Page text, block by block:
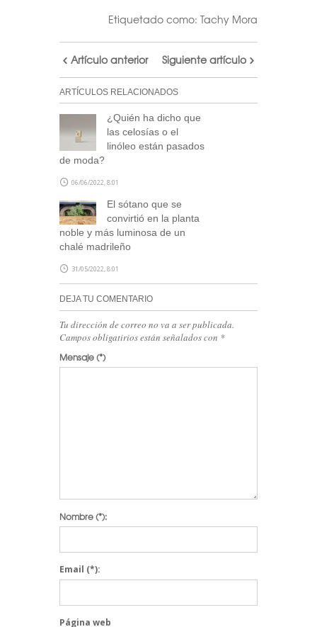
Etiquetado como: Tachy Mora
Artículo anterior Siguiente artículo
ARTÍCULOS RELACIONADOS
¿Quién ha dicho que
las celosías o el
linóleo están pasados
de moda?
06/06/2022, 8:01
El sótano que se
convirtió en la planta
noble y más luminosa de un
chalé madrileño
31/05/2022, 8:01
DEJA TU COMENTARIO
Tu dirección de correo no va a ser publicada.
Campos obligatirios están señalados con *
Mensaje(*)
Nombre(*):
Email (*):
Página web